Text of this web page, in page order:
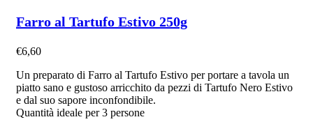
Farro al Tartufo Estivo 250g
€6,60
Un preparato di Farro al Tartufo Estivo per portare a tavola un
piatto sano e gustoso arricchito da pezzi di Tartufo Nero Estivo
e dal suo sapore inconfondibile.
Quantità ideale per 3 persone